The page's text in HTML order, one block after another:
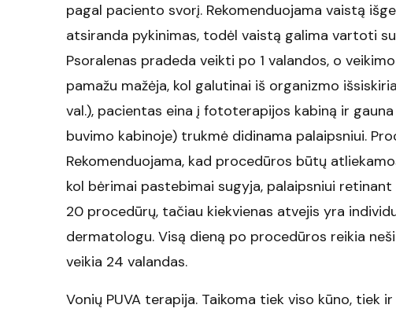
pagal paciento svorį. Rekomenduojama vaistą
atsiranda pykinimas, todėl vaistą galima vartoti
Psoralenas pradeda veikti po 1 valandos, o
pamažu mažėja, kol galutinai iš organizmo
val.), pacientas eina į fototerapijos kabiną ir
buvimo kabinoje) trukmė didinama palaipsniui.
Rekomenduojama, kad procedūros būtų
kol bėrimai pastebimai sugyja, palaipsniui
20 procedūrų, tačiau kiekvienas atvejis yra
dermatologu. Visą dieną po procedūros reikia
veikia 24 valandas.
Vonių PUVA terapija. Taikoma tiek viso kūno, tiek